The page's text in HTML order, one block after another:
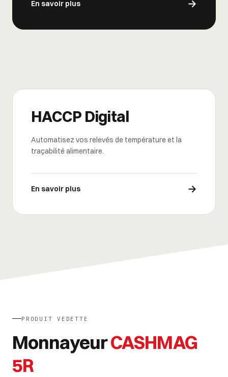
En savoir plus →
HACCP Digital
Automatisez vos relevés de température et la
traçabilité alimentaire.
En savoir plus →
PRODUIT VEDETTE
MonnayeurCASHMAG
5R